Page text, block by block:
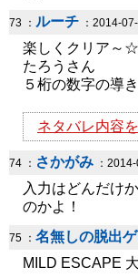
73 ： ルーチ ：2014-
楽しくクリア～☆
たろうさん
５桁の数字の導
ネタバレ内容
74 ： さかがみ ：
入力はどんだけ
のかよ！
75 ： 名無しの脱出
MILD ESCAPE